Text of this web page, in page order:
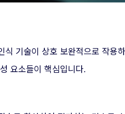
기술이 상호 보완적으로 작
요소들이 핵심입니다.